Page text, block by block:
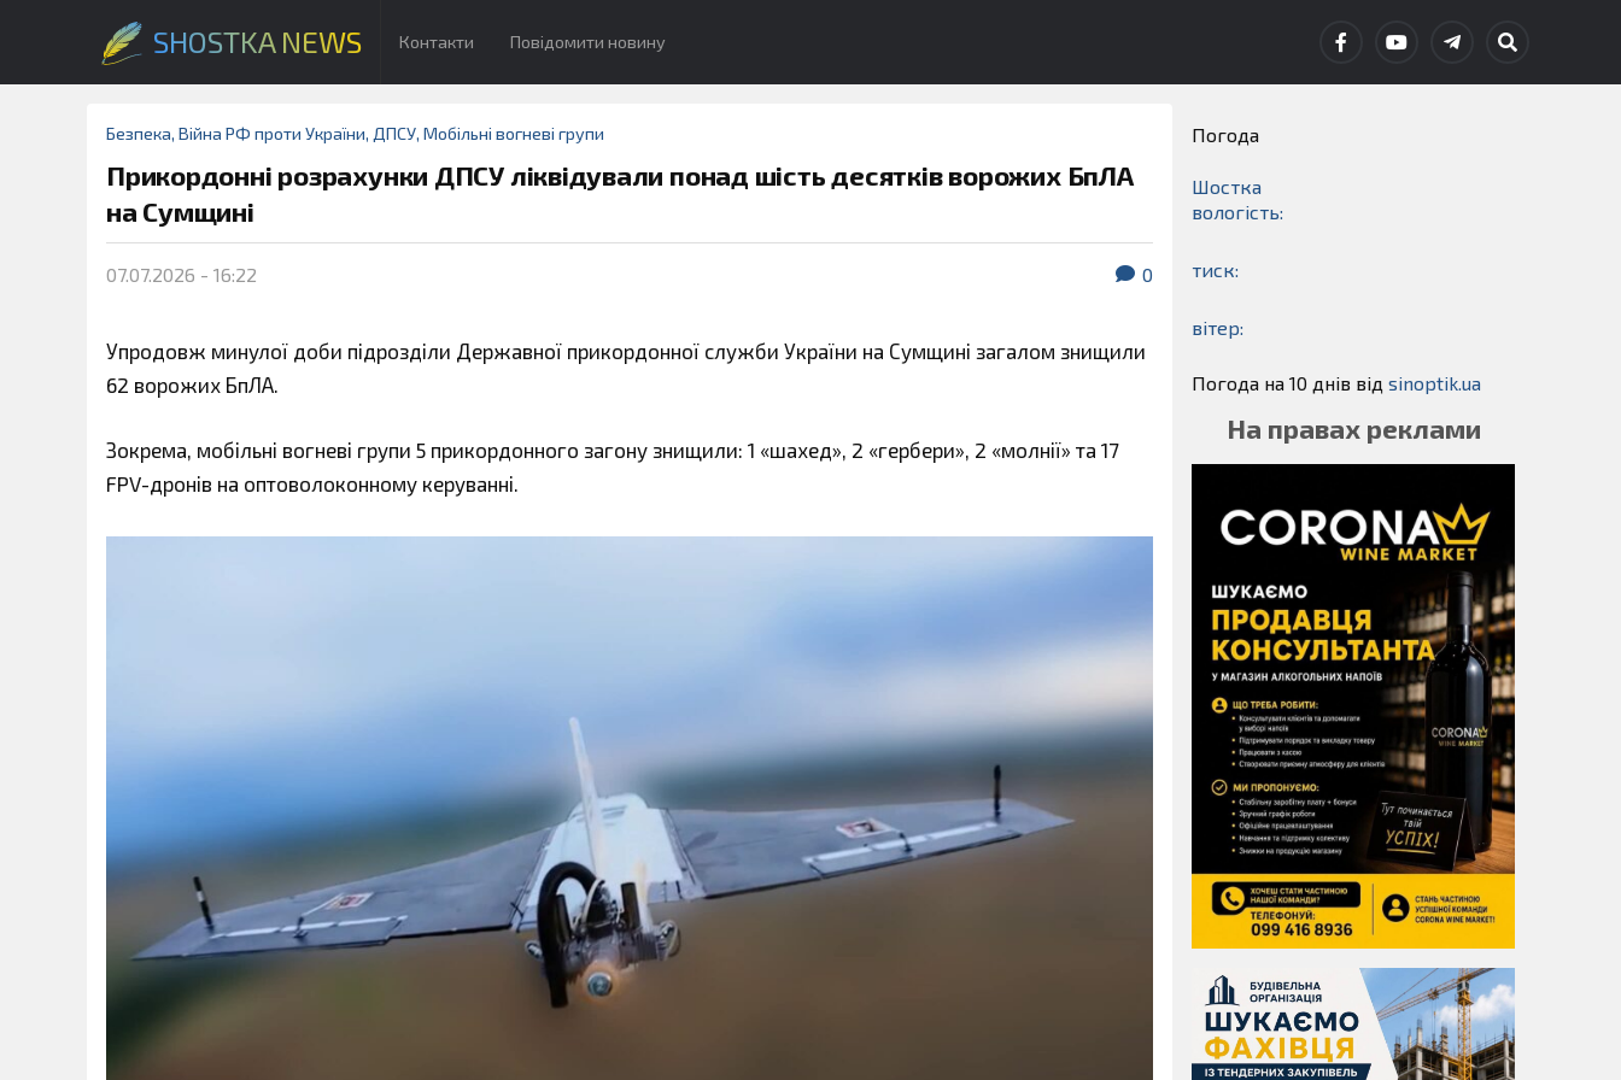
SHOSTKA NEWS Контакти Повідомити новину
Безпека, Війна РФ проти України, ДПСУ, Мобільні вогневі групи
Прикордонні розрахунки ДПСУ ліквідували понад шість десятків ворожих БпЛА
на Сумщині
07.07.2026 - 16:22 0
Упродовж минулої доби підрозділи Державної прикордонної служби України на Сумщині загалом знищили
62 ворожих БпЛА.
Зокрема, мобільні вогневі групи 5 прикордонного загону знищили: 1 «шахед», 2 «гербери», 2 «молнії» та 17
FPV-дронів на оптоволоконному керуванні.
Погода
Шостка
вологість:
тиск:
вітер:
Погода на 10 днів від sinoptik.ua
На правах реклами